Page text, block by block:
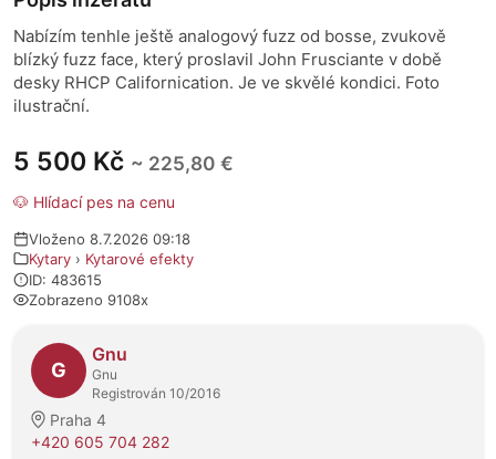
5 500 Kč ~ 225,80 €
🐶 Hlídací pes na cenu
Vloženo 8.7.2026 09:18
Kytary › Kytarové efekty
ID: 483615
Zobrazeno 9108x
O prodejci
G
Gnu
Gnu
Registrován 10/2016
Praha 4
+420 605 704 282
Nabízím tenhle ještě analogový fuzz od bosse, zvukově
blízký fuzz face, který proslavil John Frusciante v době
desky RHCP Californication. Je ve skvělé kondici. Foto
ilustrační.